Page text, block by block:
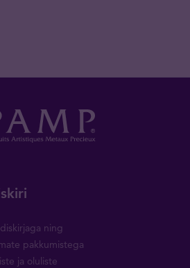
ning
pakkumistega
ja oluliste